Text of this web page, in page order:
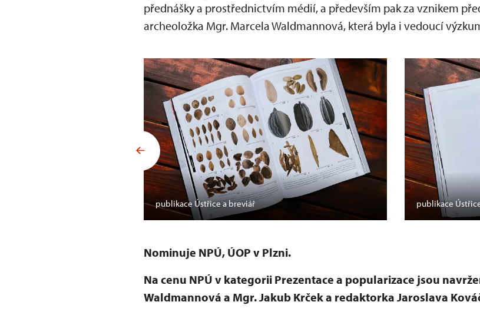
přednášky a prostřednictvím médií, a především pak za vznikem
archeoložka Mgr. Marcela Waldmannová, která byla i vedoucí
publikace Ústřice a breviář publikace
Nominuje NPÚ, ÚOP v Plzni.
Na cenu NPÚ v kategorii Prezentace a popularizace jsou
Waldmannová a Mgr. Jakub Krček a redaktorka Jaroslava